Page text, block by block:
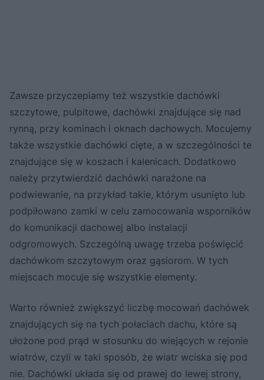
Zawsze przyczepiamy też wszystkie dachówki
szczytowe, pulpitowe, dachówki znajdujące się nad
rynną, przy kominach i oknach dachowych. Mocujemy
także wszystkie dachówki cięte, a w szczególności te
znajdujące się w koszach i kalenicach. Dodatkowo
należy przytwierdzić dachówki narażone na
podwiewanie, na przykład takie, którym usunięto lub
podpiłowano zamki w celu zamocowania wsporników
do komunikacji dachowej albo instalacji
odgromowych. Szczególną uwagę trzeba poświęcić
dachówkom szczytowym oraz gąsiorom. W tych
miejscach mocuje się wszystkie elementy.
Warto również zwiększyć liczbę mocowań dachówek
znajdujących się na tych połaciach dachu, które są
ułożone pod prąd w stosunku do wiejących w rejonie
wiatrów, czyli w taki sposób, że wiatr wciska się pod
nie. Dachówki układa się od prawej do lewej strony,